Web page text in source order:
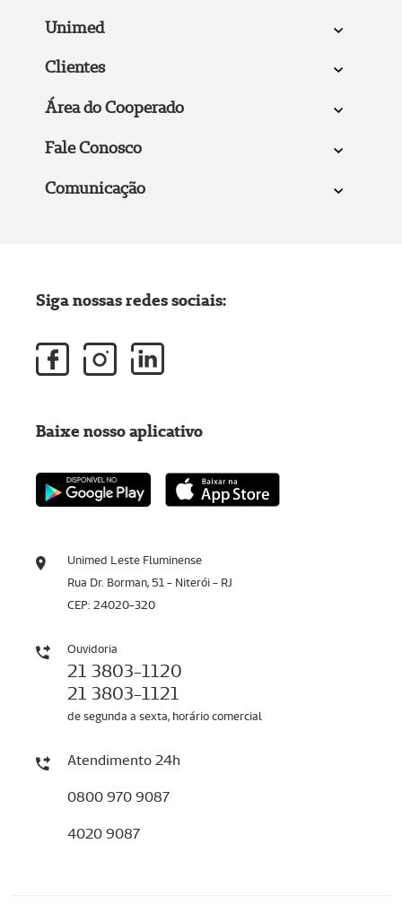
Unimed
Clientes
Área do Cooperado
Fale Conosco
Comunicação
Unimed Leste Fluminense
Rua Dr. Borman, 51 - Niterói - RJ
CEP: 24020-320
Ouvidoria
21 3803-1120
21 3803-1121
de segunda a sexta, horário comercial
Atendimento 24h
0800 970 9087
4020 9087
Siga nossas redes sociais:
Baixe nosso aplicativo